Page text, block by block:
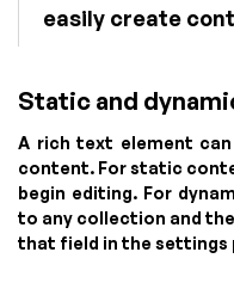
easily create
Static and
A rich text element
content. For static
begin editing. For
to any collection and
that field in the settings